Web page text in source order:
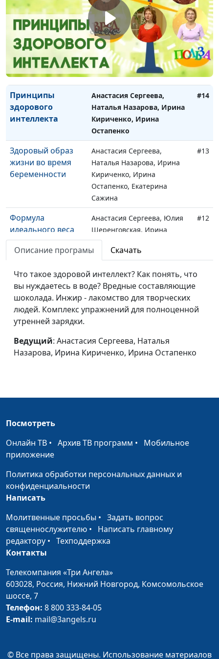
Как правильно
пить воду?
Анастасия Сергеева, Елена
Варнавская, Настя
Чувилина, Наталья
Назарова, Ирина
Остапенко, Ирина
Кириченко
#15
Принципы
здорового
интеллекта
Анастасия Сергеева,
Наталья Назарова, Ирина
Кириченко, Ирина
Остапенко
#14
Здоровый образ
жизни во время
беременности
Анастасия Сергеева,
Наталья Назарова, Ирина
Кириченко, Ирина
Остапенко, Екатерина
Сажина
#13
Формула
идеального веса
Анастасия Сергеева, Юлия
Шеренговская, Ирина
Кириченко, Ирина
Остапенко
#12
Как всегда быть
красивой
Анастасия Сергеева, Юлия
Шеренговская, Ирина
Кириченко, Ирина
Остапенко
Движение - это
жизнь!
Наталья Назарова, Ирина
Кириченко, Ирина
источник
Наталья Назарова, Ирина
Привычка
побеждать
Анастасия Сергеева,
Остапенко
Воздержание:
дающий свободу
Кириченко, Ирина
Остапенко
Бодрого утра!
Остапенко
Победа над
депрессией
Наталья Назарова, Ирина
Кириченко, Ирина
Депрессия: ищем
Описание програмы Скачать
Что такое здоровой интеллект? Как понять, что
вы нуждаетесь в воде? Вредные составляющие
шоколада. Инжир - лакомство для творческих
людей. Комплекс упражнений для полноценной
утренней зарядки.
Ведущий: Анастасия Сергеева, Наталья
Назарова, Ирина Кириченко, Ирина Остапенко
Посмотреть
Онлайн ТВ • Архив ТВ программ • Мобильное
приложение
Политика обработки персональных данных и
конфиденциальности
Написать
Молитвенные просьбы • Задать вопрос
священнослужителю • Написать главному
редактору • Техподдержка
Контакты
Телекомпания «Три Ангела»
603028, Россия, Нижний Новгород, Комсомольское
шоссе, 7
Телефон: 8 800 333-84-05
E-mail: mail@3angels.ru
© Все права защищены. Использование материалов